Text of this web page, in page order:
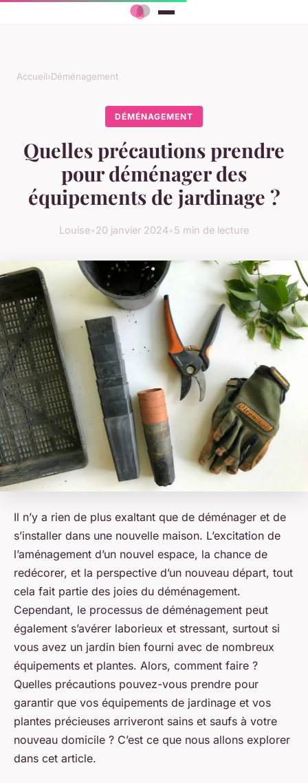
Accueil›Déménagement
DÉMÉNAGEMENT
Quelles précautions prendre
pour déménager des
équipements de jardinage ?
Louise•20 janvier 2024•5 min de lecture
Il n’y a rien de plus exaltant que de déménager et de
s’installer dans une nouvelle maison. L’excitation de
l’aménagement d’un nouvel espace, la chance de
redécorer, et la perspective d’un nouveau départ, tout
cela fait partie des joies du déménagement.
Cependant, le processus de déménagement peut
également s’avérer laborieux et stressant, surtout si
vous avez un jardin bien fourni avec de nombreux
équipements et plantes. Alors, comment faire ?
Quelles précautions pouvez-vous prendre pour
garantir que vos équipements de jardinage et vos
plantes précieuses arriveront sains et saufs à votre
nouveau domicile ? C’est ce que nous allons explorer
dans cet article.